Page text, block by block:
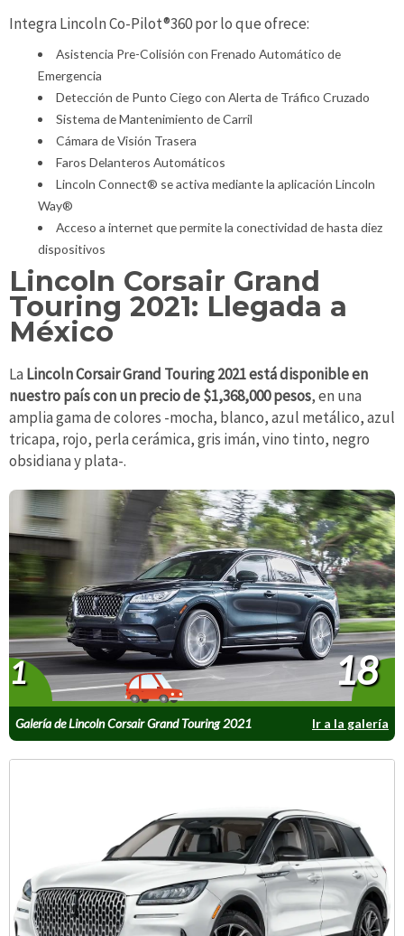
Integra Lincoln Co-Pilot®360 por lo que ofrece:
Asistencia Pre-Colisión con Frenado Automático de
Emergencia
Detección de Punto Ciego con Alerta de Tráfico Cruzado
Sistema de Mantenimiento de Carril
Cámara de Visión Trasera
Faros Delanteros Automáticos
Lincoln Connect® se activa mediante la aplicación Lincoln
Way®
Acceso a internet que permite la conectividad de hasta diez
dispositivos
Lincoln Corsair Grand
Touring 2021: Llegada a
México
La Lincoln Corsair Grand Touring 2021 está disponible en
nuestro país con un precio de $1,368,000 pesos, en una
amplia gama de colores -mocha, blanco, azul metálico, azul
tricapa, rojo, perla cerámica, gris imán, vino tinto, negro
obsidiana y plata-.
Galería de Lincoln Corsair Grand Touring 2021 Ir a la galería
1 18